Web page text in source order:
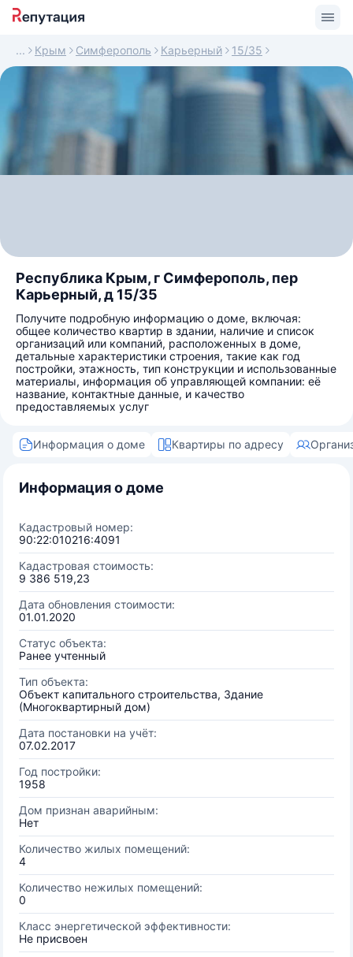
Крым Симферополь Карьерный 15/35
Республика Крым, г Симферополь, пер
Карьерный, д 15/35
Получите подробную информацию о доме, включая:
общее количество квартир в здании, наличие и список
организаций или компаний, расположенных в доме,
детальные характеристики строения, такие как год
постройки, этажность, тип конструкции и использованные
материалы, информация об управляющей компании: её
название, контактные данные, и качество
предоставляемых услуг
Информация о доме Квартиры по адресу
Информация о доме
Кадастровый номер:
90:22:010216:4091
Кадастровая стоимость:
9 386 519,23
Дата обновления стоимости:
01.01.2020
Статус объекта:
Ранее учтенный
Тип объекта:
Объект капитального строительства, Здание
(Многоквартирный дом)
Дата постановки на учёт:
07.02.2017
Год постройки:
1958
Дом признан аварийным:
Нет
Количество жилых помещений:
4
Количество нежилых помещений:
0
Класс энергетической эффективности:
Не присвоен